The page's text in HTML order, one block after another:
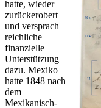
hatte, wieder
zurückerobert
und versprach
reichliche
finanzielle
Unterstützung
dazu. Mexiko
hatte 1848 nach
dem
Mexikanisch-